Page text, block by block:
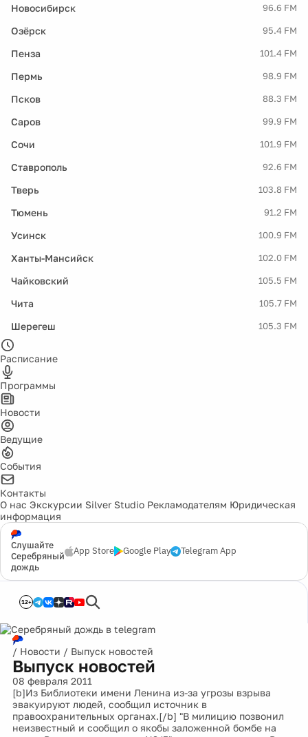
Новосибирск 96.6 FM
Озёрск 95.4 FM
Пенза 101.4 FM
Пермь 98.9 FM
Псков 88.3 FM
Саров 99.9 FM
Сочи 101.9 FM
Ставрополь 92.6 FM
Тверь 103.8 FM
Тюмень 91.2 FM
Усинск 100.9 FM
Ханты-Мансийск 102.0 FM
Чайковский 105.5 FM
Чита 105.7 FM
Шерегеш 105.3 FM
Расписание
Программы
Новости
Ведущие
События
Контакты
О нас Экскурсии Silver Studio Рекламодателям Юридическая
информация
Слушайте
Серебряный
дождь
App Store Google Play Telegram App
12+
/ Новости / Выпуск новостей
Выпуск новостей
08 февраля 2011
[b]Из Библиотеки имени Ленина из-за угрозы взрыва
эвакуируют людей, сообщил источник в
правоохранительных органах.[/b] "В милицию позвонил
неизвестный и сообщил о якобы заложенной бомбе на